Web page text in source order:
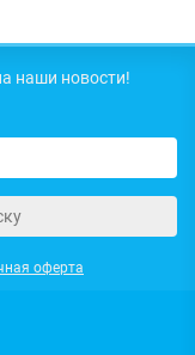
наши новости!
оферта